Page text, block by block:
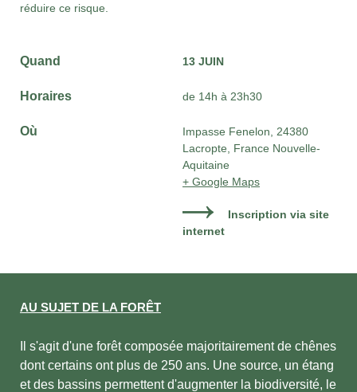
réduire ce risque.
Quand 13 JUIN
Horaires de 14h à 23h30
Où
Impasse Fenelon, 24380
Lacropte, France Nouvelle-
Aquitaine
+ Google Maps
Inscription via site
internet
AU SUJET DE LA FORÊT
Il s'agit d'une forêt composée majoritairement de chênes
dont certains ont plus de 250 ans. Une source, un étang
et des bassins permettent d'augmenter la biodiversité, le